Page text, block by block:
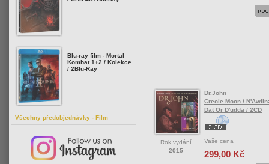
Rok vydání
2015
Dr.John
Creole Moon /
Dat Or D'udda / 2CD
Vaše cena
299,00 Kč
Blu-ray film - Mortal
Kombat 1+2 / Kolekce
/ 2Blu-Ray
Všechny předobjednávky - Film